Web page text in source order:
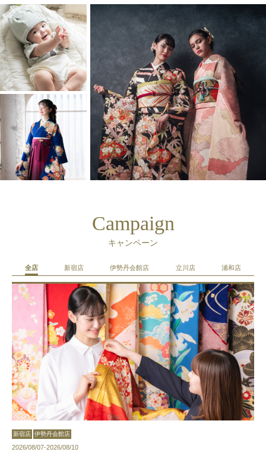
Campaign
キャンペーン
全店 新宿店 伊勢丹会館店 立川店 浦和店
新宿店 伊勢丹会館店
2026/08/07-2026/08/10